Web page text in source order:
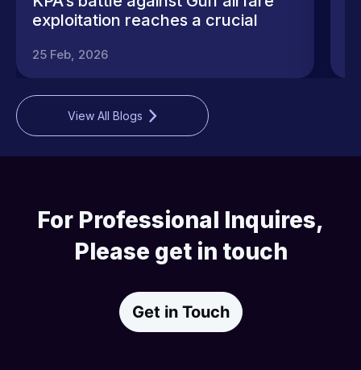
exploitation reaches a crucial
25 Feb, 2026
View All Blogs
For Professional Inquires,
Please get in touch
Get in Touch